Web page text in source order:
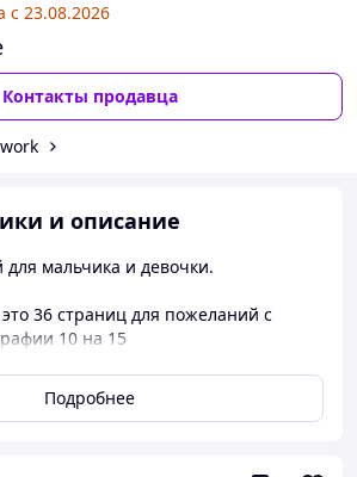
с 23.08.2026
Контакты продавца
и описание
мальчика и девочки.
36 страниц для пожеланий с
10 на 15
под фотографии (10х15 см).
Подробнее